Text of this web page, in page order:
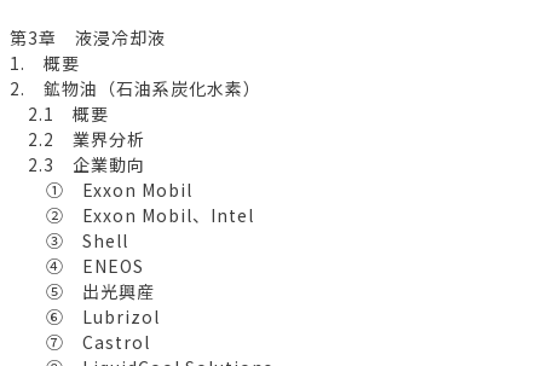
第3章 液浸冷却液
1. 概要
2. 鉱物油（石油系炭化水素）
2.1 概要
2.2 業界分析
2.3 企業動向
① Exxon Mobil
② Exxon Mobil、Intel
③ Shell
④ ENEOS
⑤ 出光興産
⑥ Lubrizol
⑦ Castrol